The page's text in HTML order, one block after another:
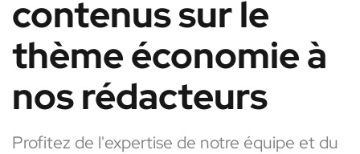
contenus sur le
thème économie à
nos rédacteurs
Profitez de l'expertise de notre équipe et du